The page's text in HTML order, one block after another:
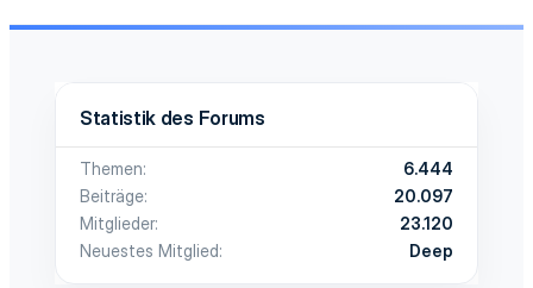
Statistik des Forums
Themen
6.444
Beiträge
20.097
Mitglieder
23.120
Neuestes Mitglied
Deep